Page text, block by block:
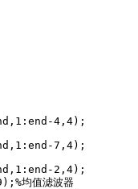
4,4);
7,4);
2,4);
值滤波器